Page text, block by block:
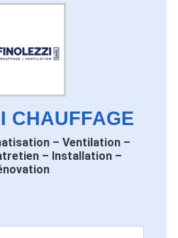
CHAUFFAGE
– Ventilation –
– Installation –